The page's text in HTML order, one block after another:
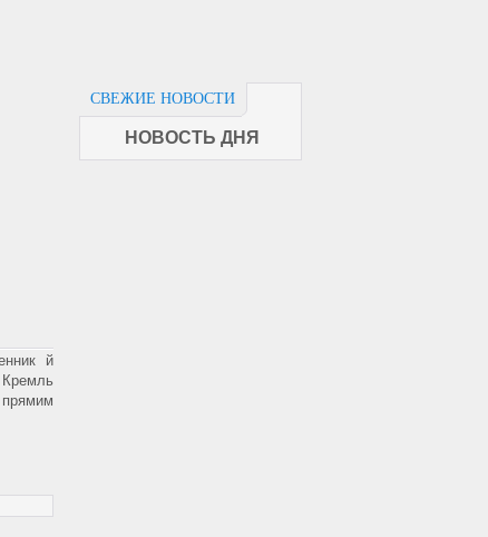
СВЕЖИЕ НОВОСТИ
НОВОСТЬ ДНЯ
й
Кремль